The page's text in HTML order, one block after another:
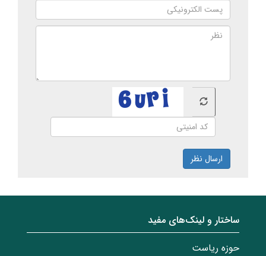
ارسال نظر
ساختار‌‌ و‌‌ لینک‌های مفید
حوزه ریاست